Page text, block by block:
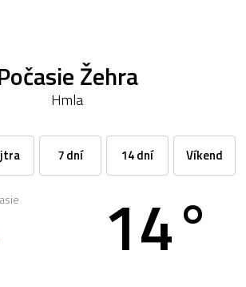
Žehra
Hmla
7 dní 14 dní Víkend
14°